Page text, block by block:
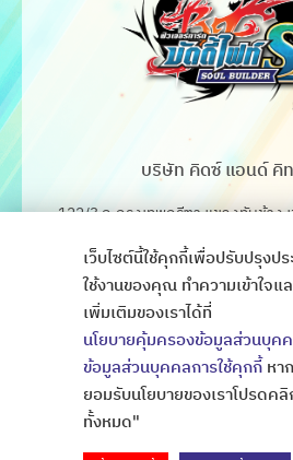
บริษัท คิดซ์ แอนด์ คิ
122/3 ถ.กรุงเทพกรีฑา แขวงทับช้าง
โทร. 02-368-
Fax. 02-368-4105
Copyright © All Rights
เว็บไซต์นี้ใช้คุกกี้เพื่อปรับปรุงป
ใช้งานของคุณ ทำความเข้าใจแ
เพิ่มเติมของเราได้ที่
นโยบายคุ้มครองข้อมูลส่วนบุค
ข้อมูลส่วนบุคคลการใช้คุกกี้หา
ยอมรับนโยบายของเราโปรดค
ทั้งหมด"